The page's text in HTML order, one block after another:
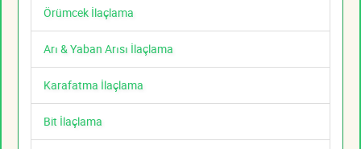
Örümcek İlaçlama
Arı & Yaban Arısı İlaçlama
Karafatma İlaçlama
Bit İlaçlama